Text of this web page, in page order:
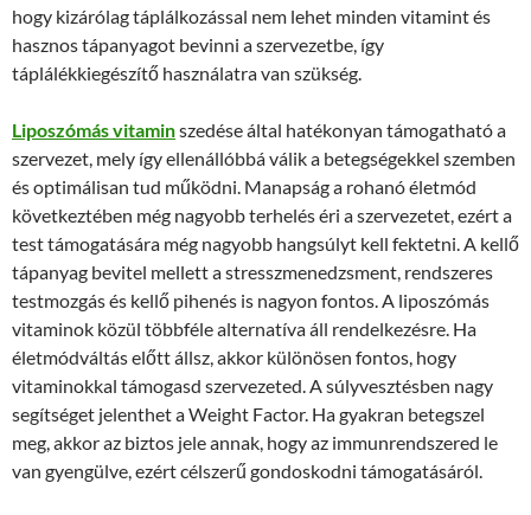
hogy kizárólag táplálkozással nem lehet minden vitamint és
hasznos tápanyagot bevinni a szervezetbe, így
táplálékkiegészítő használatra van szükség.
Liposzómás vitaminszedése által hatékonyan támogatható a
szervezet, mely így ellenállóbbá válik a betegségekkel szemben
és optimálisan tud működni. Manapság a rohanó életmód
következtében még nagyobb terhelés éri a szervezetet, ezért a
test támogatására még nagyobb hangsúlyt kell fektetni. A kellő
tápanyag bevitel mellett a stresszmenedzsment, rendszeres
testmozgás és kellő pihenés is nagyon fontos. A liposzómás
vitaminok közül többféle alternatíva áll rendelkezésre. Ha
életmódváltás előtt állsz, akkor különösen fontos, hogy
vitaminokkal támogasd szervezeted. A súlyvesztésben nagy
segítséget jelenthet a Weight Factor. Ha gyakran betegszel
meg, akkor az biztos jele annak, hogy az immunrendszered le
van gyengülve, ezért célszerű gondoskodni támogatásáról.